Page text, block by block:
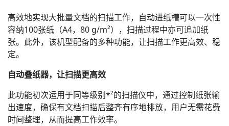
高效地实现大批量文档的扫描工作，自动进纸槽可以一次性
容纳100张纸（A4，80 g/m²），扫描过程中亦可追加纸
张。此外，该机型配备的多种功能，让扫描工作更高效、稳
定。
自动叠纸器，让扫描更高效
此功能初次运用于同等级别*²的扫描仪中，通过控制纸张输
出速度，确保有文档扫描后整齐有序地排放，用户无需花费
时间整理，从而提高工作效率。